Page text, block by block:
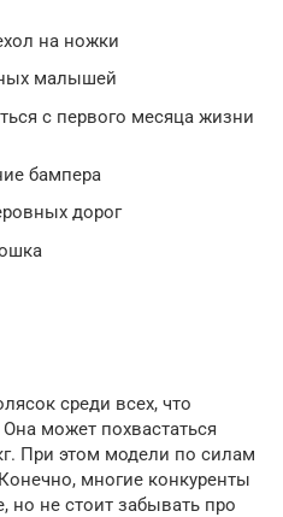
на ножки
малышей
с первого месяца жизни
бампера
дорог
среди всех, что
может похвастаться
При этом модели по силам
многие конкуренты
но не стоит забывать про